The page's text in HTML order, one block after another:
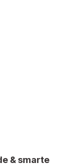
& smarte